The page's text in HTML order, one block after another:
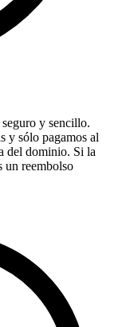
y sencillo.
y sólo pagamos al
del dominio. Si la
un reembolso